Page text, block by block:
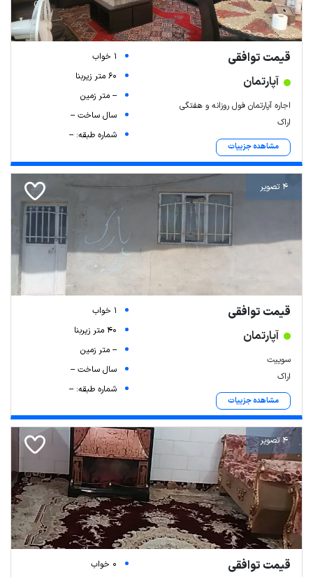
Leaflet ariamarz.com
قیمت توافقی
آپارتمان
اجاره آپارتمان فول روزانه و هفتگی
اراک
مشاهده جزییات
1 خواب
60 متر زیربنا
-- متر زمین
سال ساخت --
شماره طبقه: --
4 تصویر
قیمت توافقی
آپارتمان
سوییت
اراک
مشاهده جزییات
1 خواب
40 متر زیربنا
-- متر زمین
سال ساخت --
شماره طبقه: --
4 تصویر
قیمت توافقی
0 خواب